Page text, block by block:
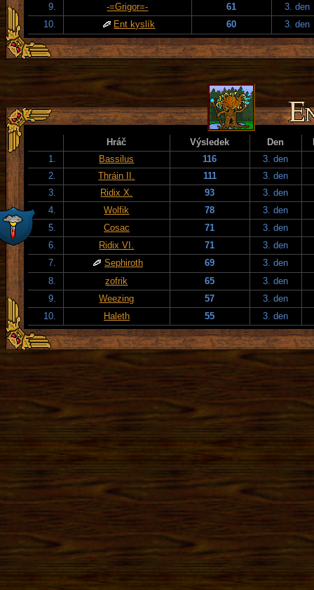
9.
-=Grigor=- 61
3. den
10.
Ent kyslík 60 3. den
Hráč Výsledek Den
1.
Bassilus 116
3. den
2.
Thráin II. 111
3. den
3.
Ridix X. 93
3. den
4.
Wolfik 78
3. den
5.
Cosac 71
3. den
6.
Ridix VI. 71
3. den
7.
Sephiroth 69
3. den
8.
zofrik 65
3. den
9.
Weezing 57
3. den
10.
Haleth 55 3. den